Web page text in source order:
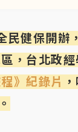
民健保開辦
，台北政
》紀錄片